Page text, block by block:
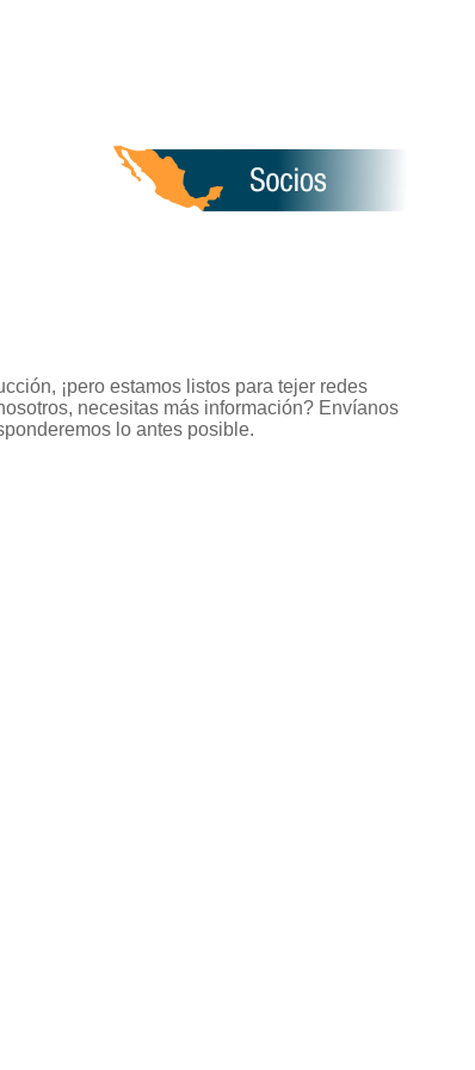
¡pero estamos listos para tejer redes
necesitas más información? Envíanos
lo antes posible.